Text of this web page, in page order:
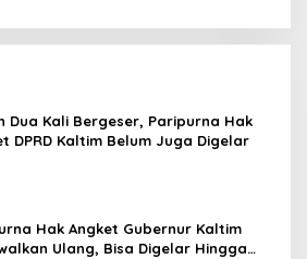
Dua Kali Bergeser, Paripurna Hak
DPRD Kaltim Belum Juga Digelar
Hak Angket Gubernur Kaltim
Ulang, Bisa Digelar Hingga